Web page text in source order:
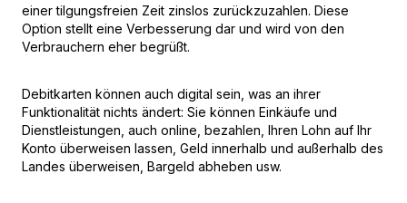
einer tilgungsfreien Zeit zinslos zurückzuzahlen. Diese
Option stellt eine Verbesserung dar und wird von den
Verbrauchern eher begrüßt.
Debitkarten können auch digital sein, was an ihrer
Funktionalität nichts ändert: Sie können Einkäufe und
Dienstleistungen, auch online, bezahlen, Ihren Lohn auf Ihr
Konto überweisen lassen, Geld innerhalb und außerhalb des
Landes überweisen, Bargeld abheben usw.